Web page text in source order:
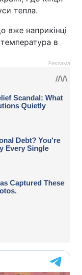
тепла.
вже наприкінці
в
Реклама